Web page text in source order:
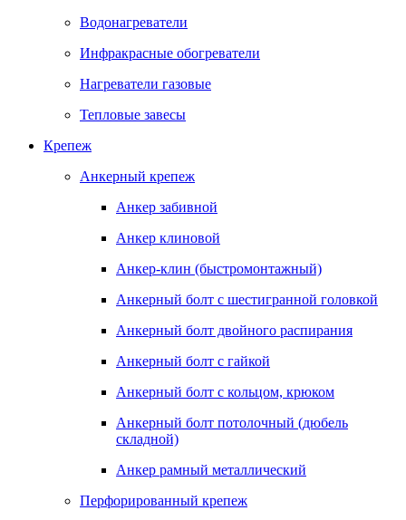
Водонагреватели
Инфракрасные обогреватели
Нагреватели газовые
Тепловые завесы
Крепеж
Анкерный крепеж
Анкер забивной
Анкер клиновой
Анкер-клин (быстромонтажный)
Анкерный болт с шестигранной головкой
Анкерный болт двойного распирания
Анкерный болт с гайкой
Анкерный болт с кольцом, крюком
Анкерный болт потолочный (дюбель
складной)
Анкер рамный металлический
Перфорированный крепеж